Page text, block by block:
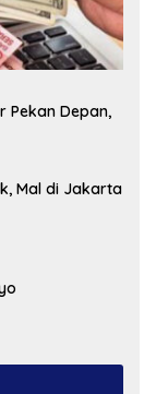
Pekan Depan,
Mal di Jakarta